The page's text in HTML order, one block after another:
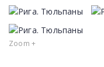
Zoom +